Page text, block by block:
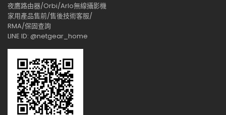
夜鷹路由器/Orbi/Arlo無線攝影機
家用產品售前/售後技術客服/
RMA/保固查詢
LINE ID: @netgear_home